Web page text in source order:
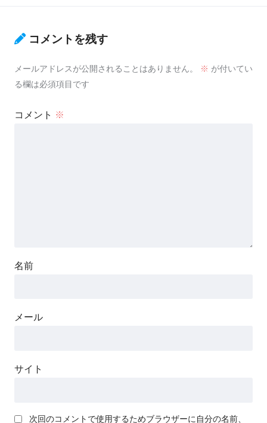
コメントを残す
メールアドレスが公開されることはありません。 ※ が付いてい
る欄は必須項目です
コメント ※
名前
メール
サイト
次回のコメントで使用するためブラウザーに自分の名前、